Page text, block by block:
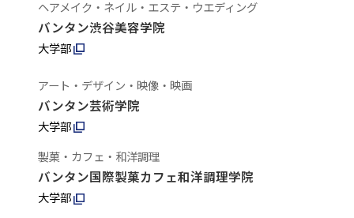
ヘアメイク・ネイル・エステ・ウエディング
バンタン渋谷美容学院
大学部
アート・デザイン・映像・映画
バンタン芸術学院
大学部
製菓・カフェ・和洋調理
バンタン国際製菓カフェ和洋調理学院
大学部